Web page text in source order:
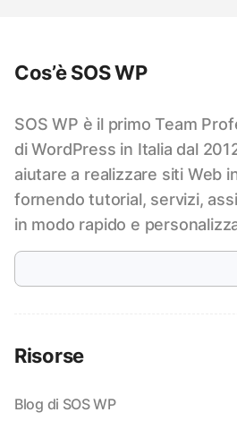
Cos’è SOS WP
SOS WP è il primo Team
di WordPress in Italia dal
aiutare a realizzare siti Web
fornendo tutorial, servizi,
in modo rapido e
Risorse
Blog di SOS WP